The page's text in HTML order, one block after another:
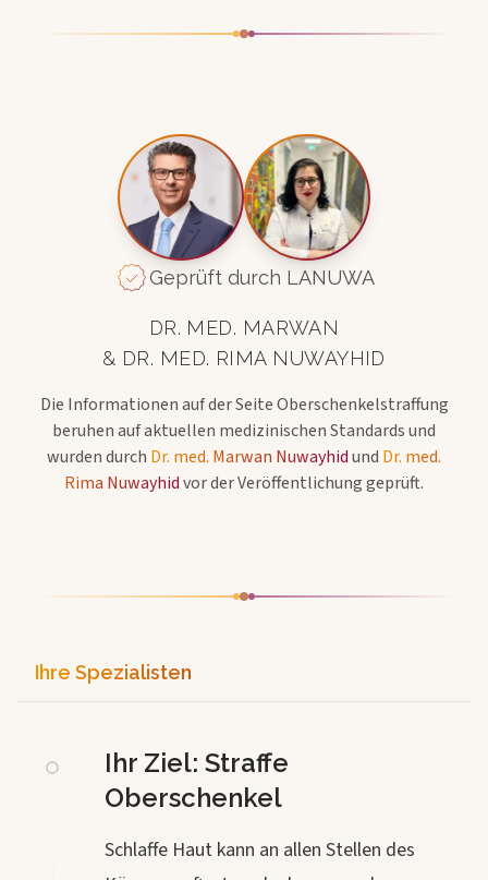
Geprüft durch LANUWA
DR. MED. MARWAN
& DR. MED. RIMA NUWAYHID
Die Informationen auf der SeiteOberschenkelstraffung
beruhen auf aktuellen medizinischen Standards und
wurden durch Dr. med. Marwan Nuwayhidund Dr. med.
Rima Nuwayhidvor der Veröffentlichung geprüft.
Ihre Spezialisten
Ihr Ziel: Straffe
Oberschenkel
Schlaffe Haut kann an allen Stellen des